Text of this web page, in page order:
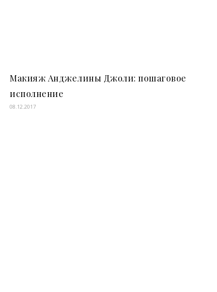
Макияж Анджелины Джоли: пошаговое
исполнение
08.12.2017